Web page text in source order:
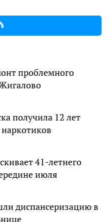
проблемного
получила 12 лет
41-летнего
июля
диспансеризацию в